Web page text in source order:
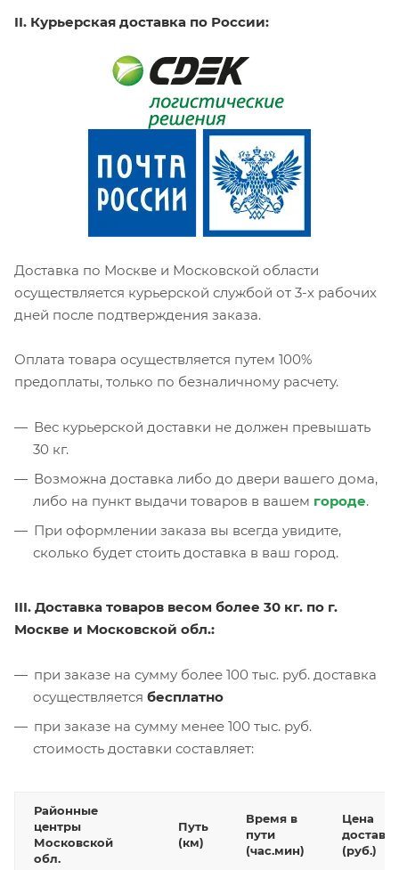
II. Курьерская доставка по России:
Доставка по Москве и Московской области
осуществляется курьерской службой от 3-х рабочих
дней после подтверждения заказа.
Оплата товара осуществляется путем 100%
предоплаты, только по безналичному расчету.
Вес курьерской доставки не должен превышать
30 кг.
Возможна доставка либо до двери вашего дома,
либо на пункт выдачи товаров в вашем городе.
При оформлении заказа вы всегда увидите,
сколько будет стоить доставка в ваш город.
III. Доставка товаров весом более 30 кг. по г.
Москве и Московской обл.:
при заказе на сумму более 100 тыс. руб. доставка
осуществляется бесплатно
при заказе на сумму менее 100 тыс. руб.
стоимость доставки составляет:
Районные
центры
Московской
обл.
Путь
(км)
Время в
пути
(час.мин)
Цена
(руб.)